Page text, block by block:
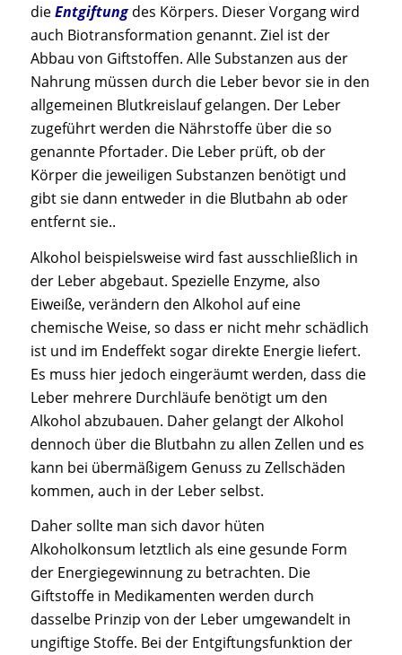
dieEntgiftungdes Körpers. Dieser Vorgang wird
auch Biotransformation genannt. Ziel ist der
Abbau von Giftstoffen. Alle Substanzen aus der
Nahrung müssen durch die Leber bevor sie in den
allgemeinen Blutkreislauf gelangen. Der Leber
zugeführt werden die Nährstoffe über die so
genannte Pfortader. Die Leber prüft, ob der
Körper die jeweiligen Substanzen benötigt und
gibt sie dann entweder in die Blutbahn ab oder
entfernt sie..
Alkohol beispielsweise wird fast ausschließlich in
der Leber abgebaut. Spezielle Enzyme, also
Eiweiße, verändern den Alkohol auf eine
chemische Weise, so dass er nicht mehr schädlich
ist und im Endeffekt sogar direkte Energie liefert.
Es muss hier jedoch eingeräumt werden, dass die
Leber mehrere Durchläufe benötigt um den
Alkohol abzubauen. Daher gelangt der Alkohol
dennoch über die Blutbahn zu allen Zellen und es
kann bei übermäßigem Genuss zu Zellschäden
kommen, auch in der Leber selbst.
Daher sollte man sich davor hüten
Alkoholkonsum letztlich als eine gesunde Form
der Energiegewinnung zu betrachten. Die
Giftstoffe in Medikamenten werden durch
dasselbe Prinzip von der Leber umgewandelt in
ungiftige Stoffe. Bei der Entgiftungsfunktion der